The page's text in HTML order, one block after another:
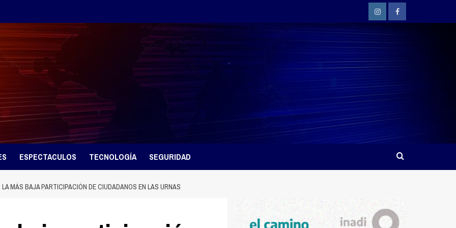
InstagramFacebook
ESPECTACULOS TECNOLOGÍA SEGURIDAD
MÁS BAJA PARTICIPACIÓN DE CIUDADANOS EN LAS URNAS